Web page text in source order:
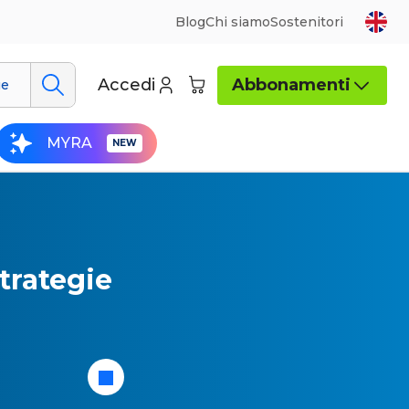
BlogChi siamoSostenitori
Accedi Abbonamenti
MYRA